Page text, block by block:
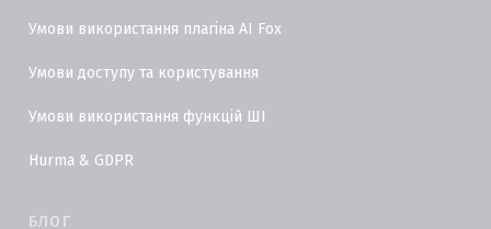
Умови використання плагіна AI Fox
Умови доступу та користування
Умови використання функцій ШІ
Hurma & GDPR
БЛОГ